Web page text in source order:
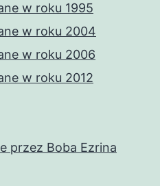
w roku 1995
w roku 2004
w roku 2006
w roku 2012
przez Boba Ezrina